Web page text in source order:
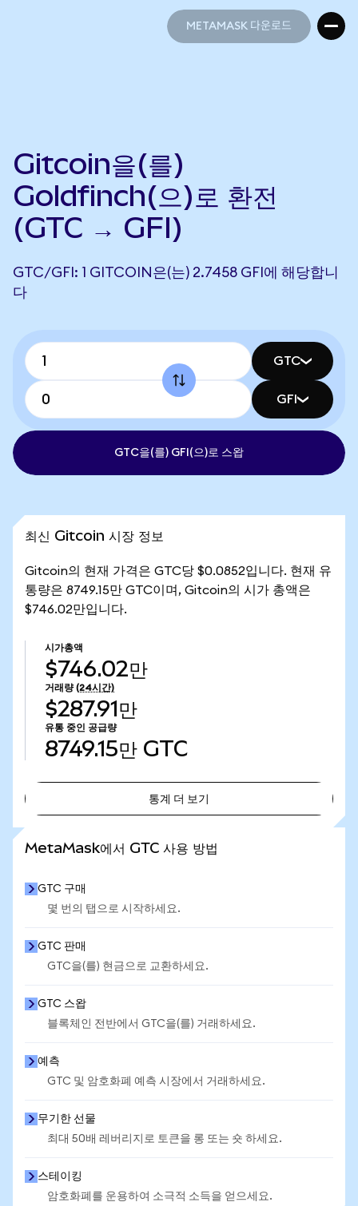
METAMASK 다운로드
Gitcoin을(를)
Goldfinch(으)로 환전
(GTC → GFI)
GTC/GFI: 1 GITCOIN은(는) 2.7458 GFI에 해당합니
다
GTC
GFI
GTC을(를) GFI(으)로 스왑
최신 Gitcoin 시장 정보
Gitcoin의 현재 가격은 GTC당 $0.0852입니다. 현재 유
통량은 8749.15만 GTC이며, Gitcoin의 시가 총액은
$746.02만입니다.
시가총액
$746.02만
거래량 (24시간)
$287.91만
유통 중인 공급량
8749.15만 GTC
통계 더 보기
MetaMask에서 GTC 사용 방법
GTC 구매
몇 번의 탭으로 시작하세요.
GTC 판매
GTC을(를) 현금으로 교환하세요.
GTC 스왑
블록체인 전반에서 GTC을(를) 거래하세요.
예측
GTC 및 암호화폐 예측 시장에서 거래하세요.
무기한 선물
최대 50배 레버리지로 토큰을 롱 또는 숏 하세요.
스테이킹
암호화폐를 운용하여 소극적 소득을 얻으세요.